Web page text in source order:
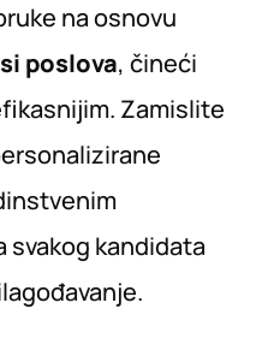
na osnovu
poslova, čineći
Zamislite
svakog kandidata